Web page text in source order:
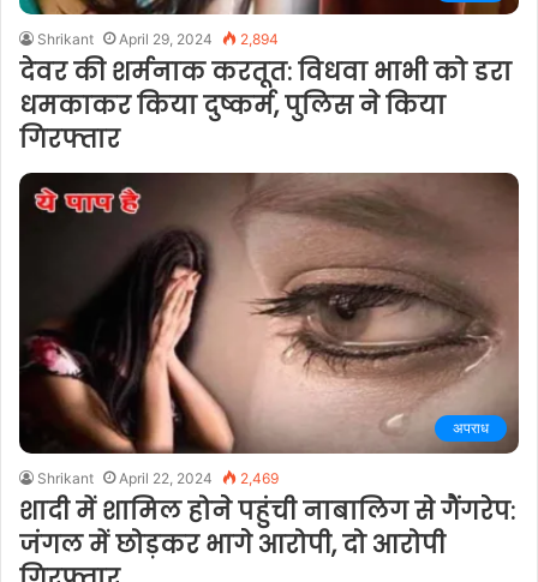
Shrikant April 29, 2024 2,894
देवर की शर्मनाक करतूत: विधवा भाभी को डरा
धमकाकर किया दुष्कर्म, पुलिस ने किया
गिरफ्तार
अपराध
Shrikant April 22, 2024 2,469
शादी में शामिल होने पहुंची नाबालिग से गैंगरेप:
जंगल में छोड़कर भागे आरोपी, दो आरोपी